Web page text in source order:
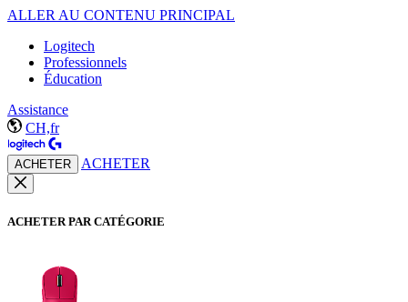
ALLER AU CONTENU PRINCIPAL
Logitech
Professionnels
Éducation
Assistance
CH,fr
ACHETER ACHETER
ACHETER PAR CATÉGORIE